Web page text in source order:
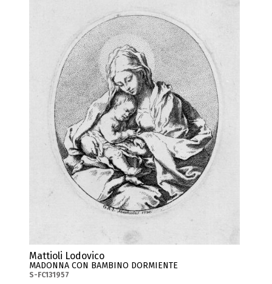
Mattioli Lodovico
MADONNA CON BAMBINO DORMIENTE
S-FC131957